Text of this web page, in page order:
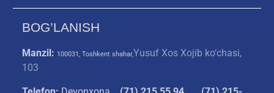
BOG’LANISH
Manzil: 100031, Toshkent shahar,Yusuf Xos Xojib ko‘chasi,
103